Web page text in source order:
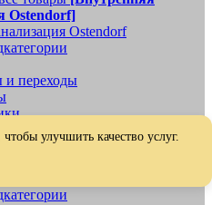
Ostendorf]
Ostendorf
переходы
заглушки, обратные клапаны
товары[Наружная
чтобы улучшить качество услуг.